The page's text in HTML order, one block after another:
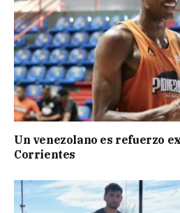
Un venezolano es refuerzo
Corrientes